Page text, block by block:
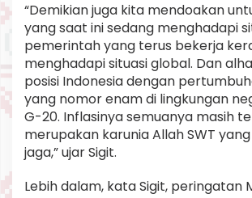
“Demikian juga kita mendoakan
yang saat ini sedang menghadapi
pemerintah yang terus bekerja
menghadapi situasi global. Dan
posisi Indonesia dengan
yang nomor enam di lingkungan
G-20. Inflasinya semuanya masih
merupakan karunia Allah SWT
jaga,” ujar Sigit.
Lebih dalam, kata Sigit, peringatan